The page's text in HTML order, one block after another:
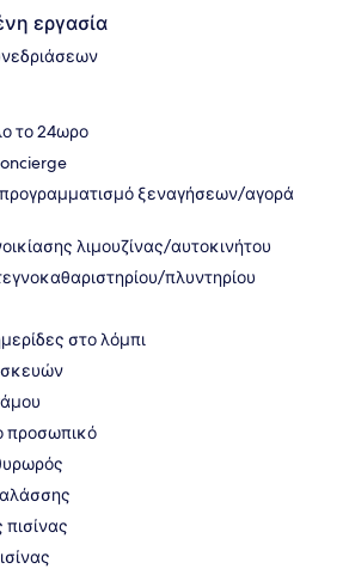
εργασία
το 24ωρο
προγραμματισμό ξεναγήσεων/αγορά
λιμουζίνας/αυτοκινήτου
πλυντηρίου
στο λόμπι
προσωπικό